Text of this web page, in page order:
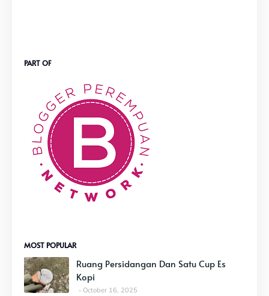
PART OF
MOST POPULAR
Ruang Persidangan Dan Satu Cup Es
Kopi
October 16, 2025